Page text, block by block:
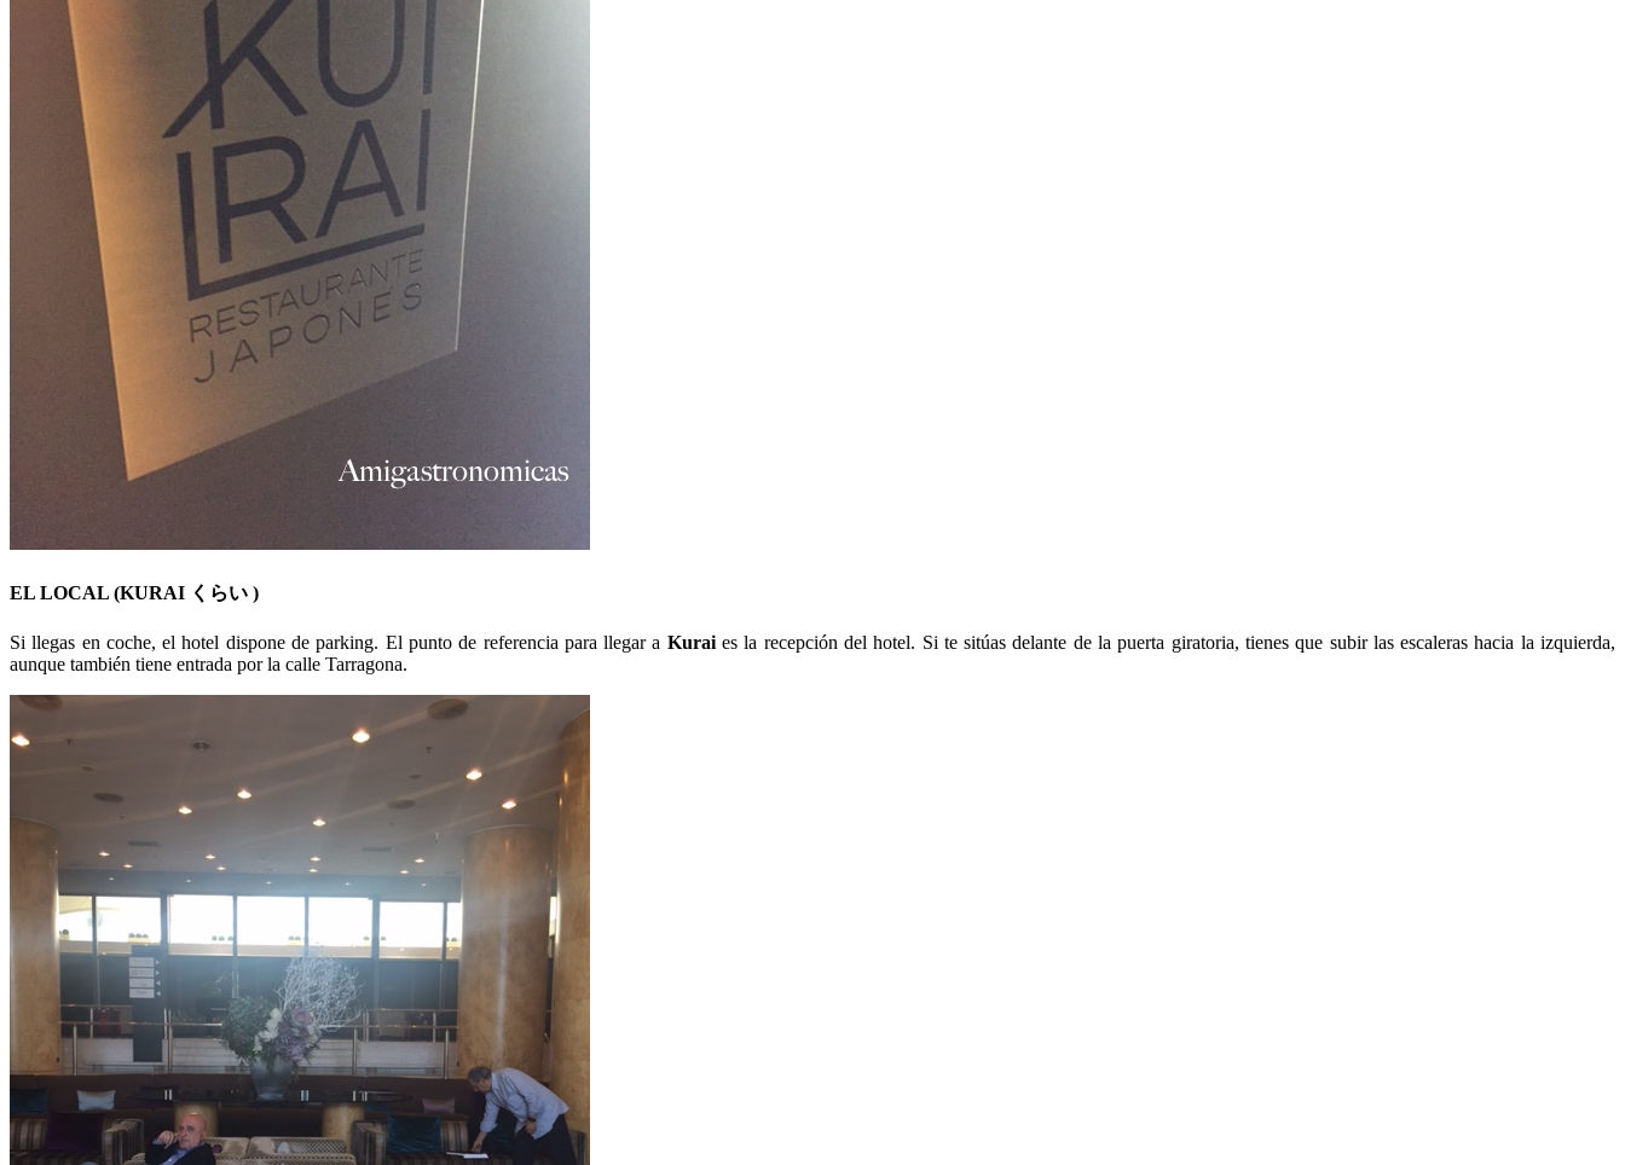
EL LOCAL (KURAI くらい )
Si llegas en coche, el hotel dispone de parking. El punto de referencia para llegar a Kuraies la recepción del hotel. Si te sitúas delante de la puerta giratoria, tienes que subir las escaleras hacia la izquierda,
aunque también tiene entrada por la calle Tarragona.